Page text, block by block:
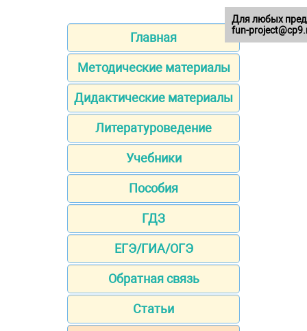
Главная
Методические материалы
Дидактические материалы
Литературоведение
Учебники
Пособия
ГДЗ
ЕГЭ/ГИА/ОГЭ
Обратная связь
Статьи
Для любых
fun-